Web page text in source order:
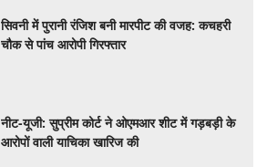
सिवनी में पुरानी रंजिश बनी मारपीट की वजह: कचहरी
चौक से पांच आरोपी गिरफ्तार
नीट-यूजी: सुप्रीम कोर्ट ने ओएमआर शीट में गड़बड़ी के
आरोपों वाली याचिका खारिज की